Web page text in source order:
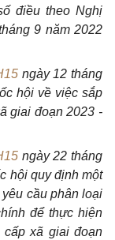
điều theo Nghị
9 năm 2022
ngày 12 tháng
hội về việc sắp
giai đoạn 2023 -
ngày 22 tháng
hội quy định một
cầu phân loại
để thực hiện
cấp xã giai đoạn